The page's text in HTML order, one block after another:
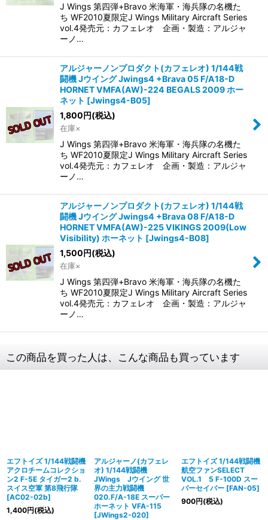
J Wings 第四弾+Bravo 米海軍・海兵隊の名機た
ち WF2010夏限定J Wings Military Aircraft Series
vol.4発売元：カフェレオ 企画・製造：アルジャ
ーノ…
アルジャーノンプロダクト(カフェレオ) 1/144戦
闘機 Jウイング Jwings4 +Brava 05 F/A18-D
HORNET VMFA(AW)-224 BEGALS 2009 ホー
ネット [Jwings4-B05]
1,800円(税込)
在庫×
J Wings 第四弾+Bravo 米海軍・海兵隊の名機た
ち WF2010夏限定J Wings Military Aircraft Series
vol.4発売元：カフェレオ 企画・製造：アルジャ
ーノ…
アルジャーノンプロダクト(カフェレオ) 1/144戦
闘機 Jウイング Jwings4 +Brava 08 F/A18-D
HORNET VMFA(AW)-225 VIKINGS 2009(Low
Visibility) ホーネット [Jwings4-B08]
1,500円(税込)
在庫×
J Wings 第四弾+Bravo 米海軍・海兵隊の名機た
ち WF2010夏限定J Wings Military Aircraft Series
vol.4発売元：カフェレオ 企画・製造：アルジャ
ーノ…
この商品を買った人は、こんな商品も買っています
エフトイズ 1/144戦闘機
アクロチームコレクショ
ン2 F-5E タイガー2 b.
スイス空軍 第8飛行隊
[AC02-02b]
1,400円(税込)
アルジャーノ(カフェレ
オ) 1/144戦闘機
JWings Jウイング 世
界の主力戦闘機
020.F/A-18E スーパー
ホーネット VFA-115
[JWings2-020]
エフトイズ 1/144戦闘機
航空ファンSELECT
VOL.1 5 F-100D スー
パーセイバー [FAN-05]
900円(税込)